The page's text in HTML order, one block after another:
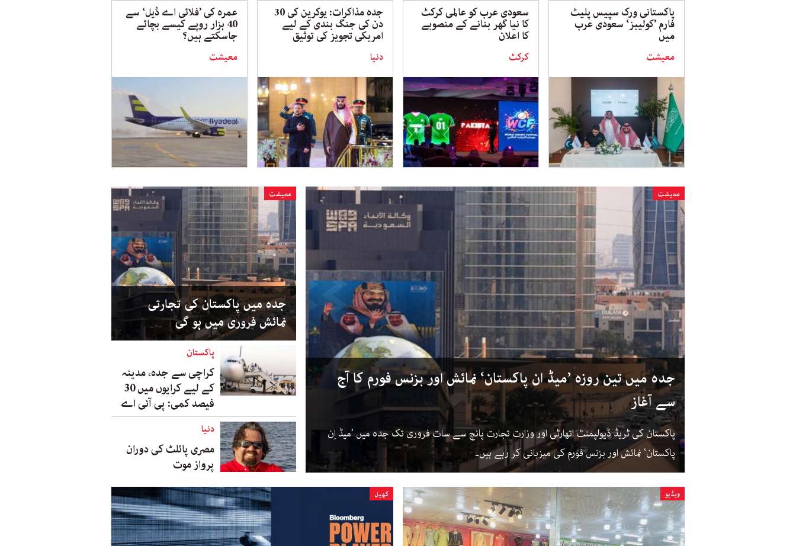
پاکستانی ورک سپیس پلیٹ
فارم ’کولیبز‘ سعودی عرب
میں
معیشت
سعودی عرب کو عالمی کرکٹ
کا نیا گھر بنانے کے منصوبے
کا اعلان
کرکٹ
جدہ مذاکرات: یوکرین کی 30
دن کی جنگ بندی کے لیے
امریکی تجویز کی توثیق
دنیا
عمرہ کی ’فلائی اے ڈیل‘ سے
40 ہزار روپے کیسے بچائے
جاسکتے ہیں؟
معیشت
معیشت
جدہ میں تین روزہ ’میڈ ان پاکستان‘ نمائش اور بزنس فورم کا آج
سے آغاز
پاکستان کی ٹریڈ ڈیولپمنٹ اتھارٹی اور وزارت تجارت پانچ سے سات فروری تک جدہ میں ’میڈ اِن
پاکستان‘ نمائش اور بزنس فورم کی میزبانی کر رہے ہیں۔
معیشت
جدہ میں پاکستان کی تجارتی
نمائش فروری میں ہو گی
پاکستان
کراچی سے جدہ، مدینہ
کے لیے کرایوں میں 30
فیصد کمی: پی آئی اے
دنیا
مصری پائلٹ کی دوران
پرواز موت
ویڈیو کھیل